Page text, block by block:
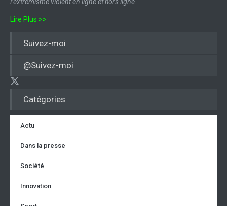
Catégories
Actu
Dans la presse
Société
Innovation
Lire Plus >>
Suivez-moi
@Suivez-moi